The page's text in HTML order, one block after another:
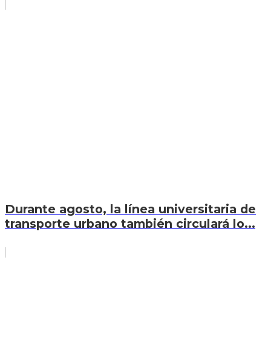
Durante agosto, la línea universitaria de
transporte urbano también circulará lo...